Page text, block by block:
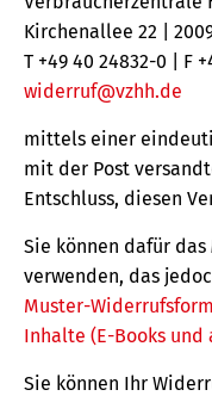
Kirchenallee 22 |
T +49 40 24832-0 | F
widerruf@vzhh.de
mittels einer
mit der Post
Entschluss, diesen
Sie können dafür das
verwenden, das
Muster-
Inhalte (E-Books und
Sie können Ihr